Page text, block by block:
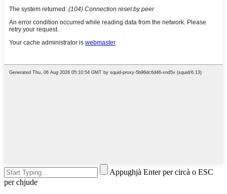
Appughjà Enter per circà o ESC
per chjude